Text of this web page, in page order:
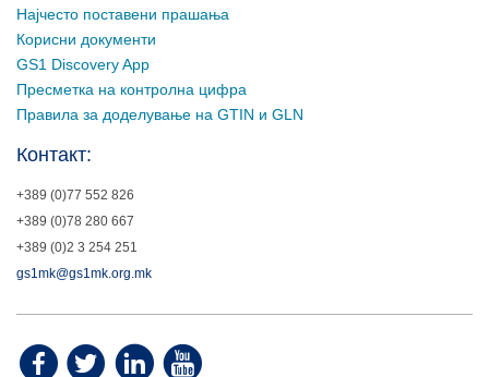
Најчесто поставени прашања
Корисни документи
GS1 Discovery App
Пресметка на контролна цифра
Правила за доделување на GTIN и GLN
Контакт:
+389 (0)77 552 826
+389 (0)78 280 667
+389 (0)2 3 254 251
gs1mk@gs1mk.org.mk